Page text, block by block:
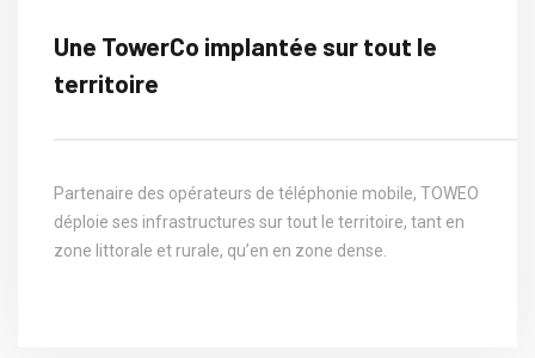
Une TowerCo implantée sur tout le
territoire
Partenaire des opérateurs de téléphonie mobile, TOWEO
déploie ses infrastructures sur tout le territoire, tant en
zone littorale et rurale, qu’en en zone dense.